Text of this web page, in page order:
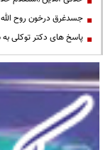
جسدغرق درخون روح
پاسخ های دکتر توکلی